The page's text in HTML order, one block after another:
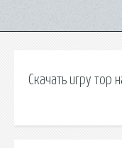
Скачать игру тор